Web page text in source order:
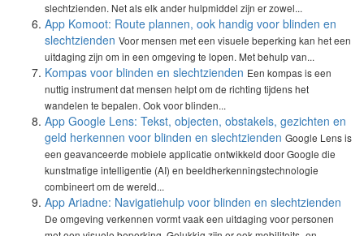
slechtzienden. Net als elk ander hulpmiddel zijn er zowel...
App Komoot: Route plannen, ook handig voor blinden en
slechtzienden Voor mensen met een visuele beperking kan het een
uitdaging zijn om in een omgeving te lopen. Met behulp van...
Kompas voor blinden en slechtzienden Een kompas is een
nuttig instrument dat mensen helpt om de richting tijdens het
wandelen te bepalen. Ook voor blinden...
App Google Lens: Tekst, objecten, obstakels, gezichten en
geld herkennen voor blinden en slechtzienden Google Lens is
een geavanceerde mobiele applicatie ontwikkeld door Google die
kunstmatige intelligentie (AI) en beeldherkenningstechnologie
combineert om de wereld...
App Ariadne: Navigatiehulp voor blinden en slechtzienden
De omgeving verkennen vormt vaak een uitdaging voor personen